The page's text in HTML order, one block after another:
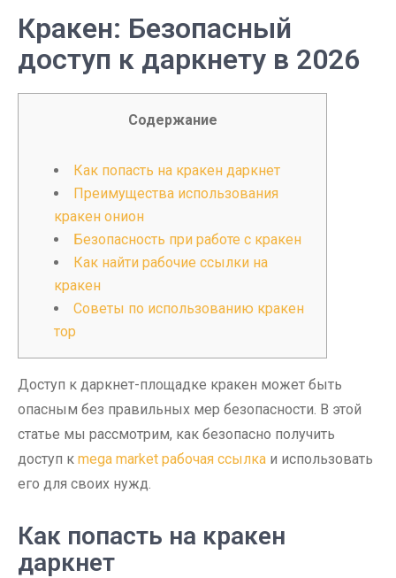
Кракен: Безопасный
доступ к даркнету в 2026
Содержание
Как попасть на кракен даркнет
Преимущества использования
кракен онион
Безопасность при работе с кракен
Как найти рабочие ссылки на
кракен
Советы по использованию кракен
тор
Доступ к даркнет-площадке кракен может быть
опасным без правильных мер безопасности. В этой
статье мы рассмотрим, как безопасно получить
доступ к mega market рабочая ссылка и использовать
его для своих нужд.
Как попасть на кракен
даркнет